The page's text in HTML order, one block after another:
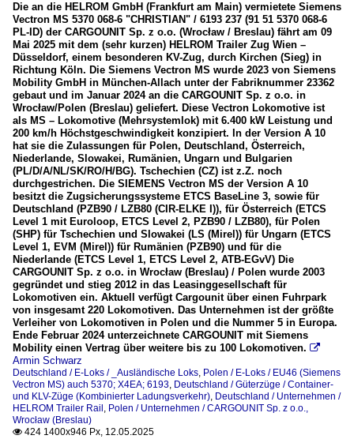
Die an die HELROM GmbH (Frankfurt am Main) vermietete Siemens
Vectron MS 5370 068-6 "CHRISTIAN" / 6193 237 (91 51 5370 068-6
PL-ID) der CARGOUNIT Sp. z o.o. (Wrocław / Breslau) fährt am 09
Mai 2025 mit dem (sehr kurzen) HELROM Trailer Zug Wien –
Düsseldorf, einem besonderen KV-Zug, durch Kirchen (Sieg) in
Richtung Köln. Die Siemens Vectron MS wurde 2023 von Siemens
Mobility GmbH in München-Allach unter der Fabriknummer 23362
gebaut und im Januar 2024 an die CARGOUNIT Sp. z o.o. in
Wrocław/Polen (Breslau) geliefert. Diese Vectron Lokomotive ist
als MS – Lokomotive (Mehrsystemlok) mit 6.400 kW Leistung und
200 km/h Höchstgeschwindigkeit konzipiert. In der Version A 10
hat sie die Zulassungen für Polen, Deutschland, Österreich,
Niederlande, Slowakei, Rumänien, Ungarn und Bulgarien
(PL/D/A/NL/SK/RO/H/BG). Tschechien (CZ) ist z.Z. noch
durchgestrichen. Die SIEMENS Vectron MS der Version A 10
besitzt die Zugsicherungssysteme ETCS BaseLine 3, sowie für
Deutschland (PZB90 / LZB80 (CIR-ELKE I)), für Österreich (ETCS
Level 1 mit Euroloop, ETCS Level 2, PZB90 / LZB80), für Polen
(SHP) für Tschechien und Slowakei (LS (Mirel)) für Ungarn (ETCS
Level 1, EVM (Mirel)) für Rumänien (PZB90) und für die
Niederlande (ETCS Level 1, ETCS Level 2, ATB-EGvV) Die
CARGOUNIT Sp. z o.o. in Wrocław (Breslau) / Polen wurde 2003
gegründet und stieg 2012 in das Leasinggesellschaft für
Lokomotiven ein. Aktuell verfügt Cargounit über einen Fuhrpark
von insgesamt 220 Lokomotiven. Das Unternehmen ist der größte
Verleiher von Lokomotiven in Polen und die Nummer 5 in Europa.
Ende Februar 2024 unterzeichnete CARGOUNIT mit Siemens
Mobility einen Vertrag über weitere bis zu 100 Lokomotiven. 
Armin Schwarz
Deutschland / E-Loks / _Ausländische Loks, Polen / E-Loks / EU46 (Siemens
Vectron MS) auch 5370; X4EA; 6193, Deutschland / Güterzüge / Container-
und KLV-Züge (Kombinierter Ladungsverkehr), Deutschland / Unternehmen /
HELROM Trailer Rail , Polen / Unternehmen / CARGOUNIT Sp. z o.o.,
Wrocław (Breslau)
 424 1400x946 Px, 12.05.2025